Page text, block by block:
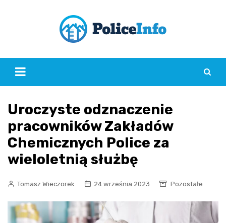
Uroczyste odznaczenie
pracowników Zakładów
Chemicznych Police za
wieloletnią służbę
Tomasz Wieczorek 24 września 2023 Pozostałe